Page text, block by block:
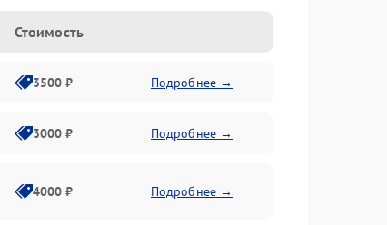
Стоимость
3500 ₽ Подробнее →
3000 ₽ Подробнее →
4000 ₽ Подробнее →